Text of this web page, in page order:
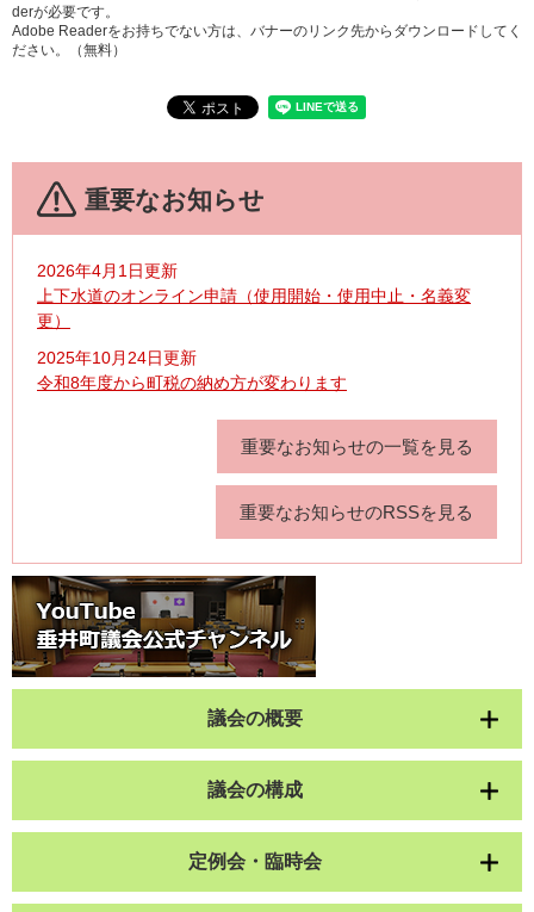
derが必要です。
Adobe Readerをお持ちでない方は、バナーのリンク先からダウンロードしてく
ださい。（無料）
重要なお知らせ
2026年4月1日更新
上下水道のオンライン申請（使用開始・使用中止・名義変
更）
2025年10月24日更新
令和8年度から町税の納め方が変わります
重要なお知らせの一覧を見る
重要なお知らせのRSSを見る
議会の概要
議会の構成
定例会・臨時会